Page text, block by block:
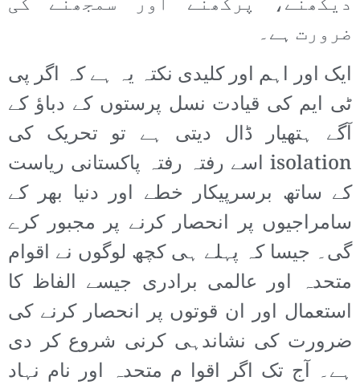
ضرورت ہے۔
ایک اور اہم اور کلیدی نکتہ یہ ہے کہ اگر پی
ٹی ایم کی قیادت نسل پرستوں کے دباؤ کے
آگے ہتھیار ڈال دیتی ہے تو تحریک کی
isolation اسے رفتہ رفتہ پاکستانی ریاست
کے ساتھ برسرپیکار خطے اور دنیا بھر کے
سامراجیوں پر انحصار کرنے پر مجبور کرے
گی۔ جیسا کہ پہلے ہی کچھ لوگوں نے اقوام
متحدہ اور عالمی برادری جیسے الفاظ کا
استعمال اور ان قوتوں پر انحصار کرنے کی
ضرورت کی نشاندہی کرنی شروع کر دی
ہے۔ آج تک اگر اقوا م متحدہ اور نام نہاد